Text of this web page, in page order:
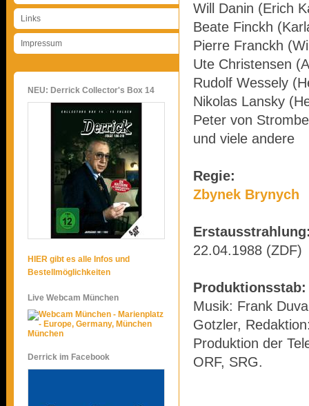
Links
Impressum
NEU: Derrick Collector's Box 14
HIER gibt es alle Infos und
Bestellmöglichkeiten
Live Webcam München
München
Derrick im Facebook
Will Danin (Erich
Beate Finckh
Pierre Franckh
Ute Christensen
Rudolf Wessely
Nikolas Lansky
Peter von
und viele andere
Regie:
Zbynek Brynych
22.04.1988 (ZDF)
Produktionsstab:
Musik: Frank
Gotzler,
Produktion der
ORF, SRG.